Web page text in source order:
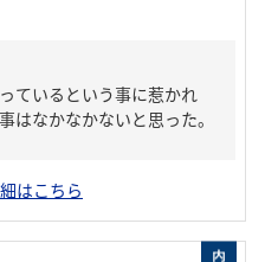
ているという事に惹かれ
はなかなかないと思った。
はこちら